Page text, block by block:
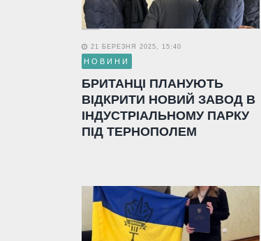
21 БЕРЕЗНЯ 2025, 15:40
НОВИНИ
БРИТАНЦІ ПЛАНУЮТЬ
ВІДКРИТИ НОВИЙ ЗАВОД В
ІНДУСТРІАЛЬНОМУ ПАРКУ
ПІД ТЕРНОПОЛЕМ